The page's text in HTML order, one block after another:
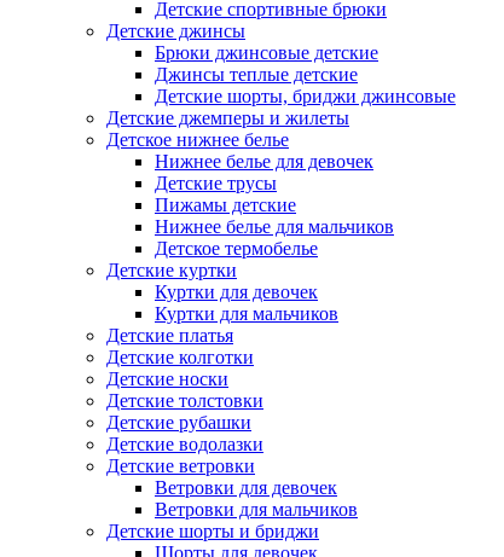
Детские спортивные брюки
Детские джинсы
Брюки джинсовые детские
Джинсы теплые детские
Детские шорты, бриджи джинсовые
Детские джемперы и жилеты
Детское нижнее белье
Нижнее белье для девочек
Детские трусы
Пижамы детские
Нижнее белье для мальчиков
Детское термобелье
Детские куртки
Куртки для девочек
Куртки для мальчиков
Детские платья
Детские колготки
Детские носки
Детские толстовки
Детские рубашки
Детские водолазки
Детские ветровки
Ветровки для девочек
Ветровки для мальчиков
Детские шорты и бриджи
Шорты для девочек